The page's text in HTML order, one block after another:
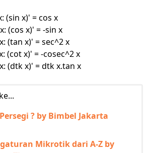
(sin x)' = cos x
(cos x)' = -sin x
(tan x)' = sec^2 x
(cot x)' = -cosec^2 x
(dtk x)' = dtk x.tan x
? by Bimbel Jakarta
Mikrotik dari A-Z by